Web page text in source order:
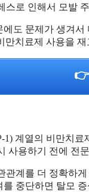
스로 인해서 모발
도 문제가 생겨
만치료제 사용을
1) 계열의 비만치
사용하기 전에 전
관계를 더 정확하
중단하면 탈모